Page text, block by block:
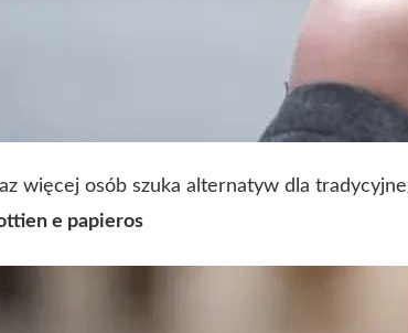
więcej osób szuka alternatyw dla
e papieros